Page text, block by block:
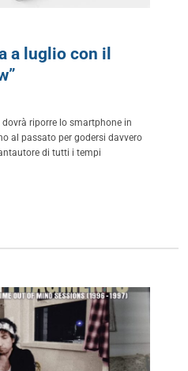
a luglio con il
riporre lo smartphone in
al passato per godersi davvero
di tutti i tempi